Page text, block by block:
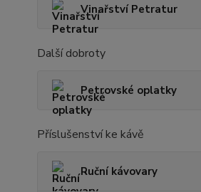
Vinařství Petratur
Další dobroty
Petrovské oplatky
Příslušenství ke kávě
Ruční kávovary